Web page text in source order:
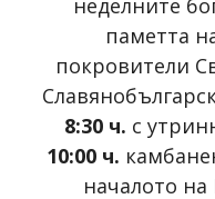
неделните
паметта
покровители
8:30 ч. с
10:00 ч.
началото на